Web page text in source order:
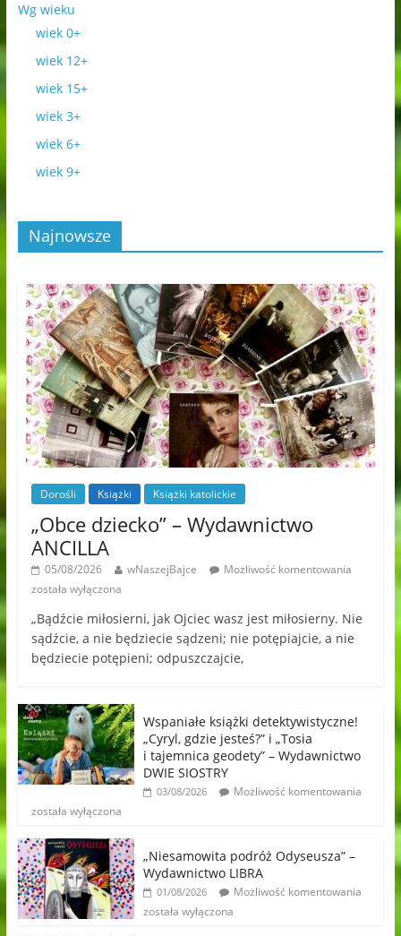
Wg wieku
wiek 0+
wiek 12+
wiek 15+
wiek 3+
wiek 6+
wiek 9+
Najnowsze
Dorośli Książki Książki katolickie
„Obce dziecko” – Wydawnictwo
ANCILLA
05/08/2026 wNaszejBajce
Możliwość komentowania
została wyłączona
„Bądźcie miłosierni, jak Ojciec wasz jest miłosierny. Nie
sądźcie, a nie będziecie sądzeni; nie potępiajcie, a nie
będziecie potępieni; odpuszczajcie,
Wspaniałe książki detektywistyczne!
„Cyryl, gdzie jesteś?” i „Tosia
i tajemnica geodety” – Wydawnictwo
DWIE SIOSTRY
03/08/2026
Możliwość komentowania
została wyłączona
„Niesamowita podróż Odyseusza” –
Wydawnictwo LIBRA
01/08/2026
Możliwość komentowania
została wyłączona